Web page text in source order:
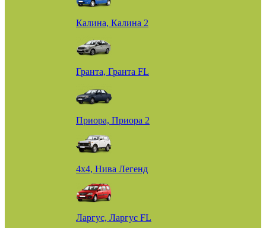
Калина, Калина 2
Гранта, Гранта FL
Приора, Приора 2
4х4, Нива Легенд
Ларгус, Ларгус FL